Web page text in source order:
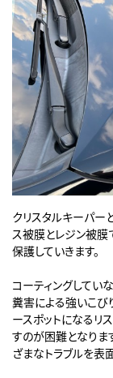
クリスタルキーパー
ス被膜とレジン被膜
保護していきます。
コーティングしてい
糞害による強いこび
ースポットになるリ
すのが困難となりま
ざまなトラブルを表